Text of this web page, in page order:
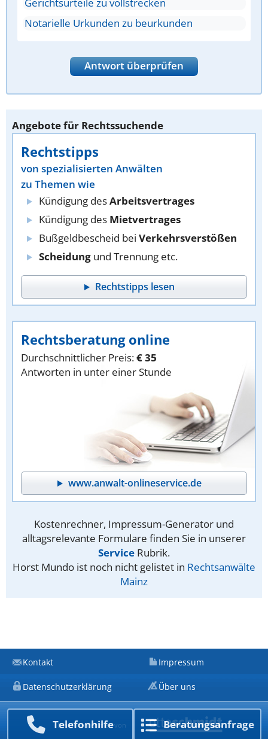
Notarielle Urkunden zu beurkunden
Antwort überprüfen
Angebote für Rechtssuchende
Rechtstipps
von spezialisierten Anwälten
zu Themen wie
Kündigung desArbeitsvertrages
Kündigung des Mietvertrages
Bußgeldbescheid bei Verkehrsverstößen
Scheidung und Trennung etc.
Rechtstipps lesen
Rechtsberatung online
Durchschnittlicher Preis:€ 35
Antworten in unter einer Stunde
www.anwalt-onlineservice.de
Kostenrechner, Impressum-Generator und
alltagsrelevante Formulare finden Sie in unserer
Service Rubrik.
Horst Mundo ist noch nicht gelistet in Rechtsanwälte
Mainz
Telefon­hilfe Beratungs­anfrage
Kontakt Impressum
Datenschutzerklärung Über uns
Ein Unternehmen von